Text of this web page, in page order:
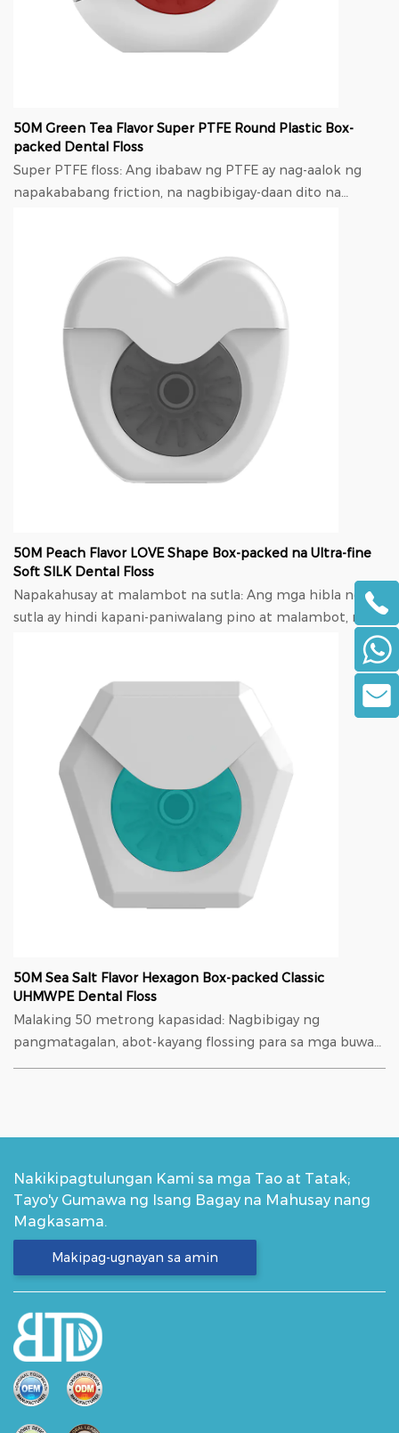
50M Green Tea Flavor Super PTFE Round Plastic Box-
packed Dental Floss
Super PTFE floss: Ang ibabaw ng PTFE ay nag-aalok ng
napakababang friction, na nagbibigay-daan dito na
50M Peach Flavor LOVE Shape Box-packed na Ultra-fine
Soft SILK Dental Floss
Napakahusay at malambot na sutla: Ang mga hibla ng
sutla ay hindi kapani-paniwalang pino at malambot, na
50M Sea Salt Flavor Hexagon Box-packed Classic
UHMWPE Dental Floss
Malaking 50 metrong kapasidad: Nagbibigay ng
pangmatagalan, abot-kayang flossing para sa mga buwan
ng pang-araw-araw na pangangalaga. Materyal: ...
Nakikipagtulungan Kami sa mga Tao at Tatak;
Tayo'y Gumawa ng Isang Bagay na Mahusay nang
Magkasama.
Makipag-ugnayan sa amin